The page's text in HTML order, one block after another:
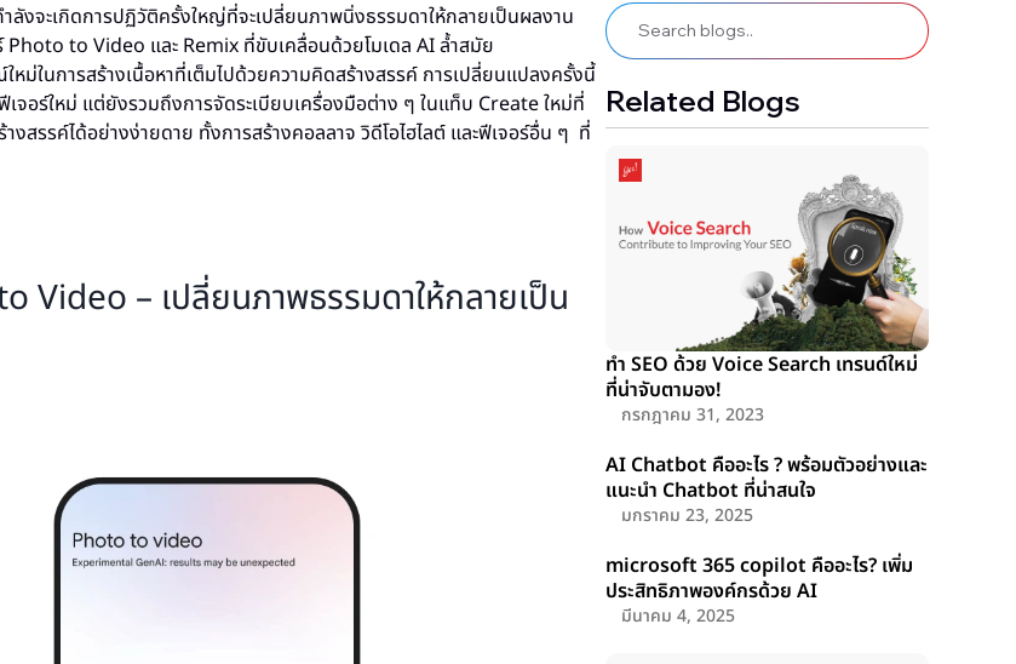
ลังจะเกิดการปฏิวัติครั้งใหญ่ที่จะเปลี่ยนภาพนิ่งธรรมดาให้กลายเป็นผลงาน
Photo to Video และ Remix ที่ขับเคลื่อนด้วยโมเดล AI ล้ำสมัย
หม่ในการสร้างเนื้อหาที่เต็มไปด้วยความคิดสร้างสรรค์ การเปลี่ยนแปลงครั้งนี้
จอร์ใหม่ แต่ยังรวมถึงการจัดระเบียบเครื่องมือต่าง ๆ ในแท็บ Create ใหม่ที่
างสรรค์ได้อย่างง่ายดาย ทั้งการสร้างคอลลาจ วิดีโอไฮไลต์ และฟีเจอร์อื่น ๆ ที่
Video – เปลี่ยนภาพธรรมดาให้กลายเป็น
Related Blogs
ทำ SEO ด้วย Voice Search เทรนด์ใหม่
ที่น่าจับตามอง!
กรกฎาคม 31, 2023
AI Chatbot คืออะไร ? พร้อมตัวอย่างและ
แนะนำ Chatbot ที่น่าสนใจ
มกราคม 23, 2025
microsoft 365 copilot คืออะไร? เพิ่ม
ประสิทธิภาพองค์กรด้วย AI
มีนาคม 4, 2025